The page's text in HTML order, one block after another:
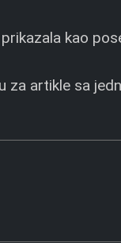
kao
za artikle sa